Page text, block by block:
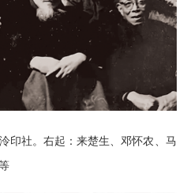
印社。右起：来楚生、邓怀农、马